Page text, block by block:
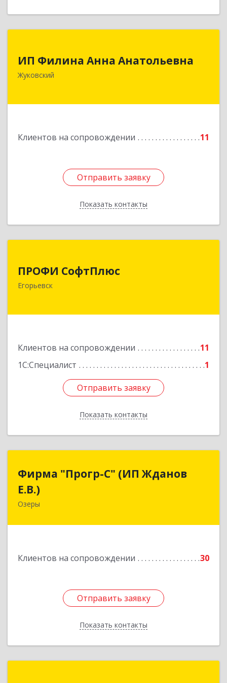
ИП Филина Анна Анатольевна
Жуковский
Клиентов на сопровождении 11
Отправить заявку
Показать контакты
Подробнее
Отправить заявку
Назад
ПРОФИ СофтПлюс
Егорьевск
Клиентов на сопровождении
11
1С:Специалист
1
Отправить заявку
Показать контакты
140301, Московская обл, Егорьевск г,
Парижской Коммуны ул, дом № 1Б, кв.316
Подробнее
Отправить заявку
Назад
Фирма "Прогр-С" (ИП Жданов
Е.В.)
Озеры
Клиентов на сопровождении 30
Отправить заявку
Показать контакты
140563, Московская обл, Озерский р-н, Озеры г,
Отправить заявку
Назад